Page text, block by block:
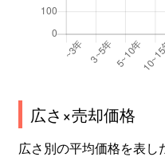
広さ×売却価格
広さ別の平均価格を表し